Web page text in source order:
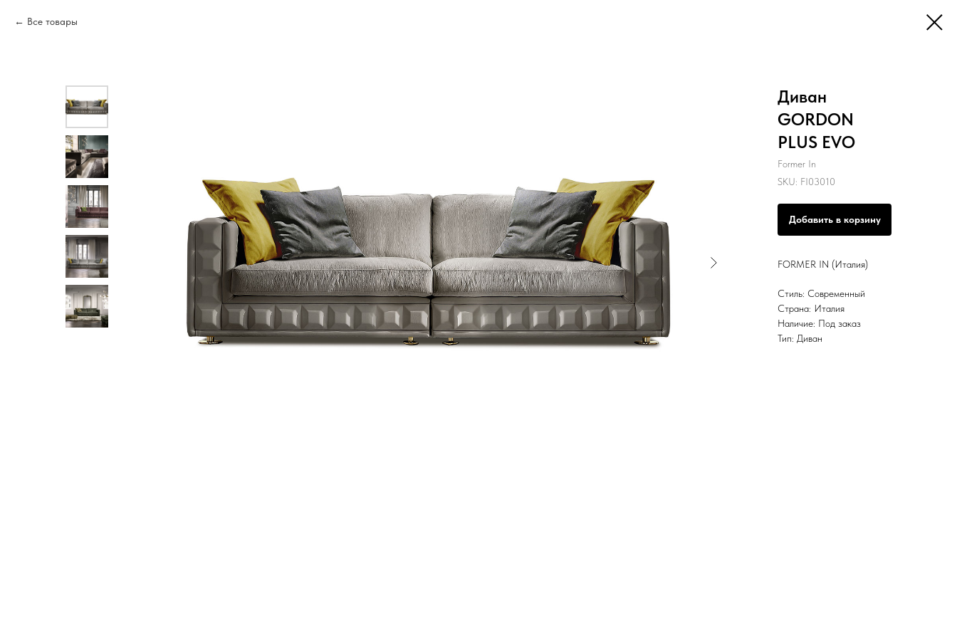
Все товары
Диван
GORDON
PLUS EVO
Former In
SKU: FI03010
Добавить в корзину
FORMER IN (Италия)
Стиль: Современный
Страна: Италия
Наличие: Под заказ
Тип: Диван